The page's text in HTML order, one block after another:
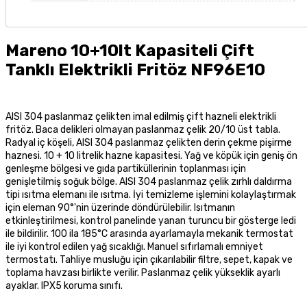
Mareno 10+10lt Kapasiteli Çift
Tanklı Elektrikli Fritöz NF96E10
AISI 304 paslanmaz çelikten imal edilmiş çift hazneli elektrikli
fritöz. Baca delikleri olmayan paslanmaz çelik 20/10 üst tabla.
Radyal iç köşeli, AISI 304 paslanmaz çelikten derin çekme pişirme
haznesi. 10 + 10 litrelik hazne kapasitesi. Yağ ve köpük için geniş ön
genleşme bölgesi ve gıda partiküllerinin toplanması için
genişletilmiş soğuk bölge. AISI 304 paslanmaz çelik zırhlı daldırma
tipi ısıtma elemanı ile ısıtma. İyi temizleme işlemini kolaylaştırmak
için eleman 90°'nin üzerinde döndürülebilir. Isıtmanın
etkinleştirilmesi, kontrol panelinde yanan turuncu bir gösterge ledi
ile bildirilir. 100 ila 185°C arasında ayarlamayla mekanik termostat
ile iyi kontrol edilen yağ sıcaklığı. Manuel sıfırlamalı emniyet
termostatı. Tahliye musluğu için çıkarılabilir filtre, sepet, kapak ve
toplama havzası birlikte verilir. Paslanmaz çelik yükseklik ayarlı
ayaklar. IPX5 koruma sınıfı.